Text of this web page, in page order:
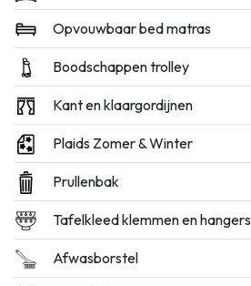
Opvouwbaar bed matras
Boodschappen trolley
Kant en klaargordijnen
Plaids Zomer & Winter
Prullenbak
Tafelkleed klemmen en hangers
Afwasborstel